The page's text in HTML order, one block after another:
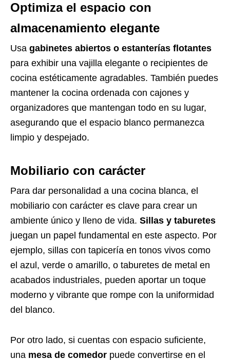
Optimiza el espacio con
almacenamiento elegante
Usa gabinetes abiertos o estanterías flotantes
para exhibir una vajilla elegante o recipientes de
cocina estéticamente agradables. También puedes
mantener la cocina ordenada con cajones y
organizadores que mantengan todo en su lugar,
asegurando que el espacio blanco permanezca
limpio y despejado.
Mobiliario con carácter
Para dar personalidad a una cocina blanca, el
mobiliario con carácter es clave para crear un
ambiente único y lleno de vida. Sillas y taburetes
juegan un papel fundamental en este aspecto. Por
ejemplo, sillas con tapicería en tonos vivos como
el azul, verde o amarillo, o taburetes de metal en
acabados industriales, pueden aportar un toque
moderno y vibrante que rompe con la uniformidad
del blanco.
Por otro lado, si cuentas con espacio suficiente,
una mesa de comedor puede convertirse en el